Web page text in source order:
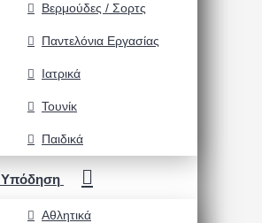
Βερμούδες / Σορτς
Παντελόνια Εργασίας
Ιατρικά
Τουνίκ
Παιδικά
Υπόδηση
Αθλητικά